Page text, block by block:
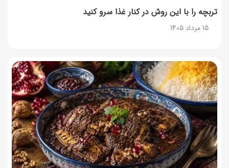
تربچه را با این روش در کنار غذا سرو کنید
15 مرداد 1405